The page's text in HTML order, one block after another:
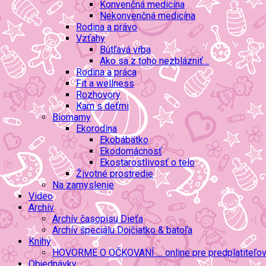
Konvenčná medicína
Nekonvenčná medicína
Rodina a právo
Vzťahy
Bútľavá vŕba
Ako sa z toho nezblázniť…
Rodina a práca
Fit a wellness
Rozhovory
Kam s deťmi
Biomamy
Ekorodina
Ekobábätko
Ekodomácnosť
Ekostarostlivosť o telo
Životné prostredie
Na zamyslenie
Video
Archív
Archív časopisu Dieťa
Archív špeciálu Dojčiatko & batoľa
Knihy
HOVORME O OČKOVANÍ … online pre predplatiteľov